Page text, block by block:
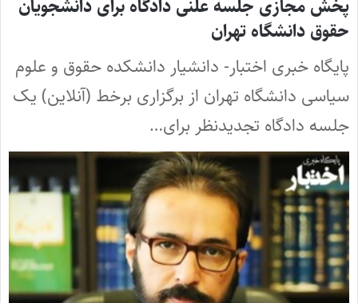
پخش مجازی جلسه علنی دادگاه برای دانشجویان
حقوق دانشگاه تهران
پایگاه خبری اختبار- دانشیار دانشکده حقوق و علوم
سیاسی دانشگاه تهران از برگزاری برخط (آنلاین) یک
جلسه دادگاه تجدیدنظر برای…